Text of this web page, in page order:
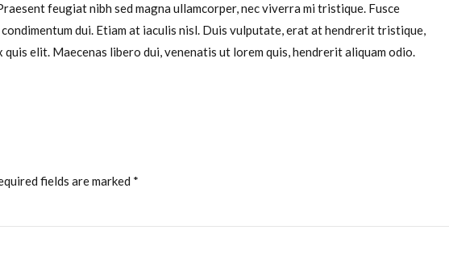
feugiat nibh sed magna ullamcorper, nec viverra mi tristique. Fusce
dui. Etiam at iaculis nisl. Duis vulputate, erat at hendrerit tristique,
quis elit. Maecenas libero dui, venenatis ut lorem quis, hendrerit aliquam odio.
fields are marked *